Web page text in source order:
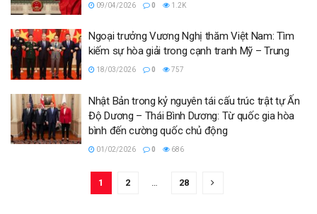
09/04/2026 0 1.2K
Ngoại trưởng Vương Nghị thăm Việt Nam: Tìm
kiếm sự hòa giải trong cạnh tranh Mỹ – Trung
18/03/2026 0 757
Nhật Bản trong kỷ nguyên tái cấu trúc trật tự Ấn
Độ Dương – Thái Bình Dương: Từ quốc gia hòa
bình đến cường quốc chủ động
01/02/2026 0 686
1 2 28